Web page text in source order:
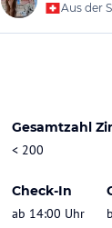
Aus der
Gesamtzahl
< 200
Check-In
ab 14:00 Uhr